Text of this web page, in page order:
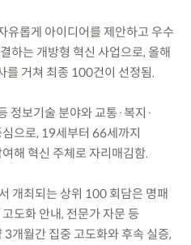
유롭게 아이디어를 제안하고 우수
하는 개방형 혁신 사업으로, 올해
를 거쳐 최종 100건이 선정됨.
정보기술 분야와 교통·복지·
으로, 19세부터 66세까지
해 혁신 주체로 자리매김함.
개최되는 상위 100 회담은 명패
도화 안내, 전문가 자문 등
개월간 집중 고도화와 후속 실증,